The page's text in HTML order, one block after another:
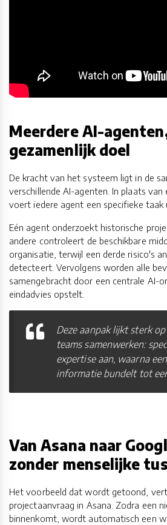
Meerdere AI-
gezamenlijk doel
De kracht van het systeem ligt in de
verschillende AI-agenten. In plaats
voert iedere agent een specifieke taak
Eén agent onderzoekt historische
andere controleert de beschikbare
organisatie, terwijl een derde risico's
detecteert. Vervolgens worden alle
samengebracht door een centrale AI-
eindadvies opstelt.
Deze aanpak lijkt sterk
teams samenwerken:
expertise aan, waarna
informatie bundelt tot
Van Asana naar
zonder menselijke
Het voorbeeld dat wordt getoond,
projectaanvraag in Asana. Zodra een
binnenkomt, wordt automatisch een